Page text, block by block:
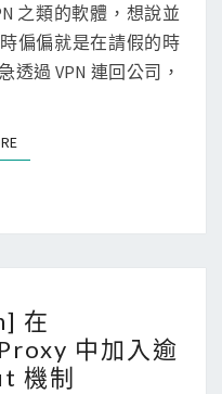
N
T
S
之類的軟體，想說並
偏偏就是在請假的時
透過 VPN 連回公司，
READ MORE
在
中加入逾
機制